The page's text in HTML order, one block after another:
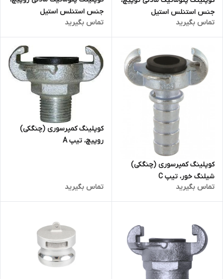
جنس استنلس استیل
تماس بگیرید
جنس استنلس استیل
تماس بگیرید
کوپلینگ کمپرسوری (چنگکی)
شیلنگ خور، تیپ C
تماس بگیرید
کوپلینگ کمپرسوری (چنگکی)
روپیچ، تیپ A
تماس بگیرید